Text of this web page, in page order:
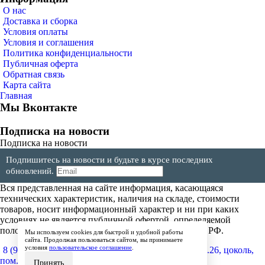
О нас
Доставка и сборка
Условия оплаты
Условия и соглашения
Политика конфиденциальности
Публичная оферта
Обратная связь
Карта сайта
Главная
Мы Вконтакте
Подписка на новости
Подписка на новости
Подпишитесь на новости и будьте в курсе последних
обновлений.
Вся представленная на сайте информация, касающаяся
технических характеристик, наличия на складе, стоимости
товаров, носит информационный характер и ни при каких
условиях не является публичной офертой, определяемой
положениями Статьи 437(2) Гражданского кодекса РФ.
8 (904) 257-64-64 600017, г.Владимир, ул. Мира, д.26, цоколь,
пом.4
Мы используем cookies для быстрой и удобной работы
сайта. Продолжая пользоваться сайтом, вы принимаете
условия пользовательское соглашение
Принять